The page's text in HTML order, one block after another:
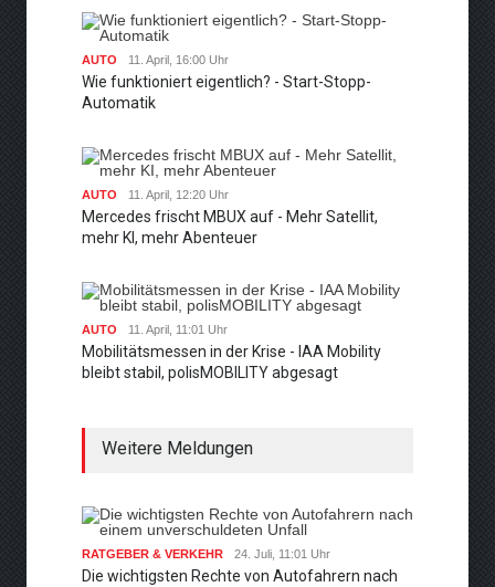
AUTO 11. April, 16:00 Uhr
Wie funktioniert eigentlich? - Start-Stopp-
Automatik
AUTO 11. April, 12:20 Uhr
Mercedes frischt MBUX auf - Mehr Satellit,
mehr KI, mehr Abenteuer
AUTO 11. April, 11:01 Uhr
Mobilitätsmessen in der Krise - IAA Mobility
bleibt stabil, polisMOBILITY abgesagt
Weitere Meldungen
RATGEBER & VERKEHR 24. Juli, 11:01 Uhr
Die wichtigsten Rechte von Autofahrern nach